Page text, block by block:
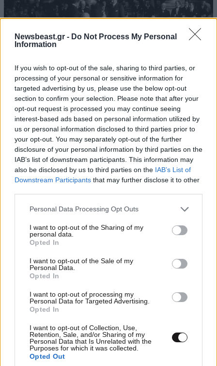
Newsbeast.gr - Do Not Process My Personal
Information
If you wish to opt-out of the sale, sharing to third parties, or
processing of your personal or sensitive information for
targeted advertising by us, please use the below opt-out
section to confirm your selection. Please note that after your
opt-out request is processed you may continue seeing
interest-based ads based on personal information utilized by
us or personal information disclosed to third parties prior to
your opt-out. You may separately opt-out of the further
disclosure of your personal information by third parties on the
IAB’s list of downstream participants. This information may
also be disclosed by us to third parties on the IAB’s List of
Downstream Participants that may further disclose it to other
Please note that this website/app uses one or more Google
not limited to your visit or usage behaviour. You may click to
grant or deny consent to Google and its third-party tags to
use your data for below specified purposes in below Google
consent section.
Personal Data Processing Opt Outs
I want to opt-out of the Sharing of my
personal data.
Opted In
I want to opt-out of the Sale of my
Personal Data.
Opted In
I want to opt-out of processing my
Personal Data for Targeted Advertising.
Opted In
I want to opt-out of Collection, Use,
Retention, Sale, and/or Sharing of my
Personal Data that Is Unrelated with the
Purposes for which it was collected.
Opted Out
ΕΛΛΑΔΑ10·08·2026 00:07
Σαν σήμερα 10 Αυγούστου: Η Ελλάδα αγγίζει
για λίγο το όνειρο «των δύο ηπείρων και των
πέντε θαλασσών»